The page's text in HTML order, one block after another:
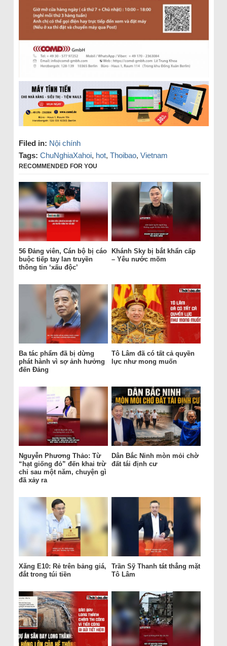
Filed in: Nội chính
Tags: ChuNghiaXahoi, hot, Thoibao, Vietnam
RECOMMENDED FOR YOU
56 Đảng viên, Cán bộ bị cáo
buộc tiếp tay lan truyền
thông tin ‘xấu độc’
Khánh Sky bị bắt khẩn cấp
– Yêu nước mõm
Ba tác phẩm đã bị dừng
phát hành vì sợ ảnh hưởng
đến Đảng
Tô Lâm đã có tất cả quyền
lực như mong muốn
Nguyễn Phương Thảo: Từ
“hạt giống đỏ” đến khai trừ
chỉ sau một năm, chuyện gì
đã xảy ra
Dân Bắc Ninh mòn mỏi chờ
đất tái định cư
Xăng E10: Rẻ trên bảng giá,
đắt trong túi tiền
Trần Sỹ Thanh tát thẳng mặt
Tô Lâm